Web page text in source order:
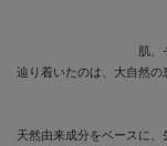
サンリオハウス
セサミストリートマー
肌、
辿り着いたのは、大自然
天然由来成分をベースに